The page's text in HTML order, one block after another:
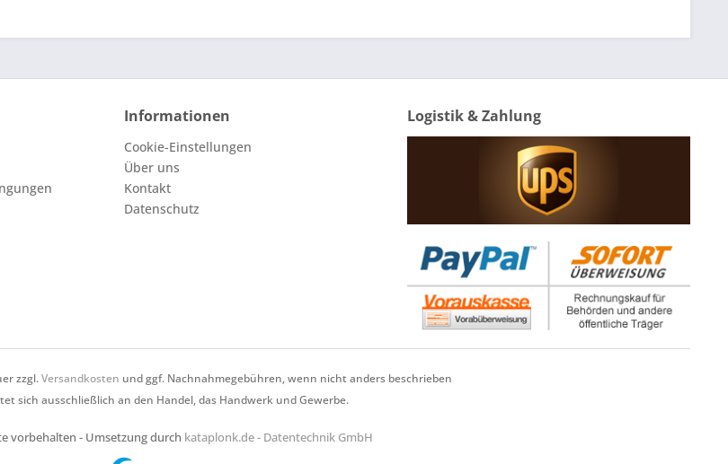
Informationen
Cookie-Einstellungen
Über uns
Kontakt
Datenschutz
Logistik & Zahlung
zzgl.Versandkosten und ggf. Nachnahmegebühren, wenn nicht anders beschrieben
sich ausschließlich an den Handel, das Handwerk und Gewerbe.
vorbehalten - Umsetzung durch kataplonk.de - Datentechnik GmbH